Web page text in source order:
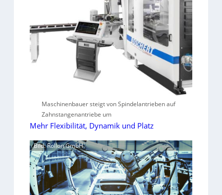
Maschinenbauer steigt von Spindelantrieben auf
Zahnstangenantriebe um
Mehr Flexibilität, Dynamik und Platz
Bild: Rollon GmbH